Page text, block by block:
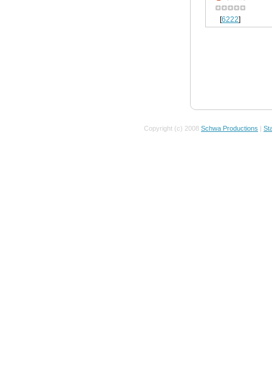
[6222]
Copyright (c) 2008 Schwa Productions |